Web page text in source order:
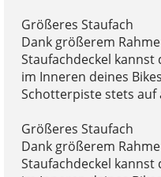
Größeres Staufach
Dank größerem
Staufachdeckel kannst
im Inneren deines
Schotterpiste stets auf
Größeres Staufach
Dank größerem
Staufachdeckel kannst